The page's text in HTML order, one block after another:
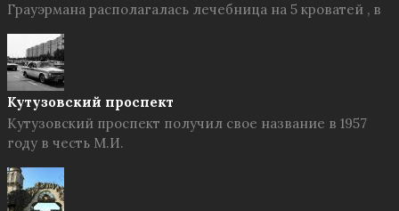
Грауэрмана располагалась лечебница на 5 кроватей , в
Кутузовский проспект
Кутузовский проспект получил свое название в 1957
году в честь М.И.